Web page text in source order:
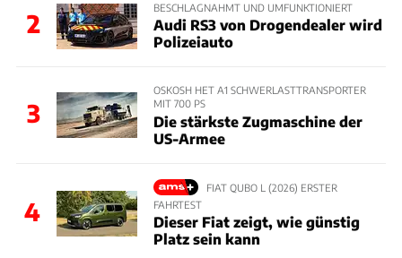
2
BESCHLAGNAHMT UND UMFUNKTIONIERT
Audi RS3 von Drogendealer wird
Polizeiauto
3
OSKOSH HET A1 SCHWERLASTTRANSPORTER
MIT 700 PS
Die stärkste Zugmaschine der
US-Armee
4
FIAT QUBO L (2026) ERSTER
FAHRTEST
Dieser Fiat zeigt, wie günstig
Platz sein kann